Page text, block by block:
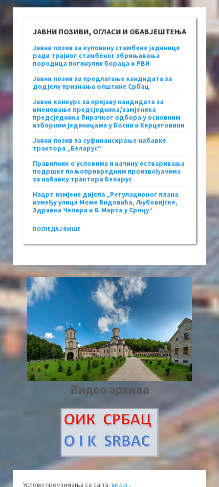
ЈАВНИ ПОЗИВИ, ОГЛАСИ И ОБАВЈЕШТЕЊА
Јавни позив за куповину стамбене јединице
ради трајног стамбеног збрињавања
породица погинулих бораца и РВИ
Јавни позив за предлагање кандидата за
додјелу признања општине Србац
Јавни конкурс за пријаву кандидата за
именовање предсједника/замјеника
предсједника бирачког одбора у основним
изборним јединицама у Босни и Херцеговини
Јавни позив за суфинансирање набавке
трактора „Беларус“
Правилник о условима и начину остваривања
подршке пољопривредним произвођачима
за набавку трактора Беларус
Нацрт измјене дијела „Регулационог плана
између улица Моме Видовића, Љубовијске,
Здравка Челара и 8. Марта у Српцу“
ПОГЛЕДАЈ ВИШЕ
Видео архива
Услови преузимања са сајта: види...